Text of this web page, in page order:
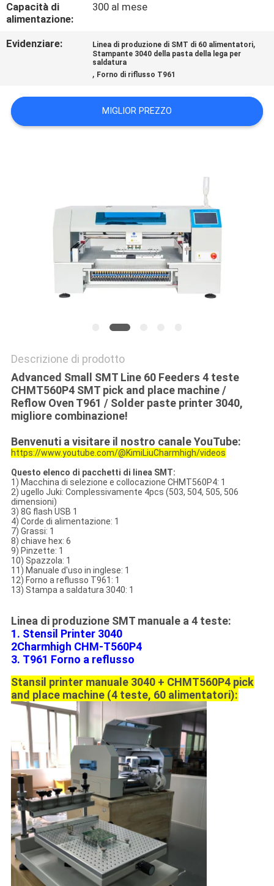
SHOPPING
ON
MAPPA
DEL
PRIVACY
Capacità di
alimentazione:
300 al mese
Evidenziare: Linea di produzione di SMT di 60 alimentatori,
Stampante 3040 della pasta della lega per
saldatura
, Forno di riflusso T961
MIGLIOR PREZZO
Descrizione di prodotto
Advanced Small SMT Line 60 Feeders 4 teste
CHMT560P4 SMT pick and place machine /
Reflow Oven T961 / Solder paste printer 3040,
migliore combinazione!
Benvenuti a visitare il nostro canale YouTube:
https://www.youtube.com/@KimiLiuCharmhigh/videos
Questo elenco di pacchetti di linea SMT:
1) Macchina di selezione e collocazione CHMT560P4: 1
2) ugello Juki: Complessivamente 4pcs (503, 504, 505, 506
dimensioni)
3) 8G flash USB 1
4) Corde di alimentazione: 1
7) Grassi: 1
8) chiave hex: 6
9) Pinzette: 1
10) Spazzola: 1
11) Manuale d'uso in inglese: 1
12) Forno a reflusso T961: 1
13) Stampa a saldatura 3040: 1
Linea di produzione SMT manuale a 4 teste:
1. Stensil Printer 3040
2Charmhigh CHM-T560P4
3. T961 Forno a reflusso
Stansil printer manuale 3040 + CHMT560P4 pick
and place machine (4 teste, 60 alimentatori):